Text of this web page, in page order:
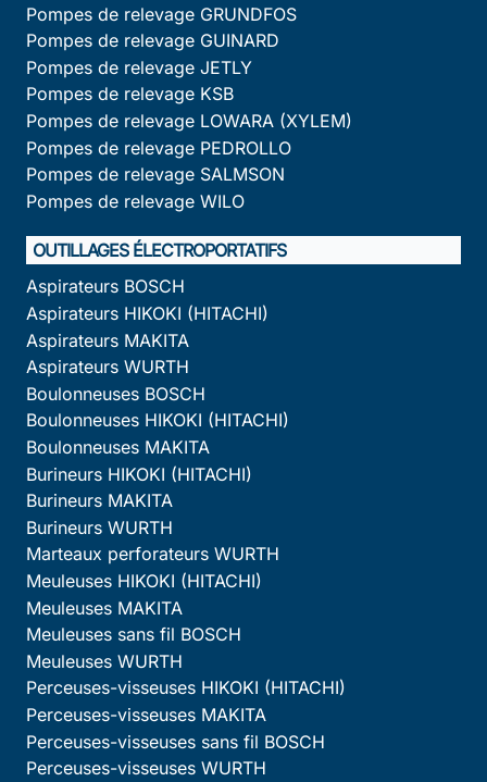
Pompes de relevage GRUNDFOS
Pompes de relevage GUINARD
Pompes de relevage JETLY
Pompes de relevage KSB
Pompes de relevage LOWARA (XYLEM)
Pompes de relevage PEDROLLO
Pompes de relevage SALMSON
Pompes de relevage WILO
OUTILLAGES ÉLECTROPORTATIFS
Aspirateurs BOSCH
Aspirateurs HIKOKI (HITACHI)
Aspirateurs MAKITA
Aspirateurs WURTH
Boulonneuses BOSCH
Boulonneuses HIKOKI (HITACHI)
Boulonneuses MAKITA
Burineurs HIKOKI (HITACHI)
Burineurs MAKITA
Burineurs WURTH
Marteaux perforateurs WURTH
Meuleuses HIKOKI (HITACHI)
Meuleuses MAKITA
Meuleuses sans fil BOSCH
Meuleuses WURTH
Perceuses-visseuses HIKOKI (HITACHI)
Perceuses-visseuses MAKITA
Perceuses-visseuses sans fil BOSCH
Perceuses-visseuses WURTH